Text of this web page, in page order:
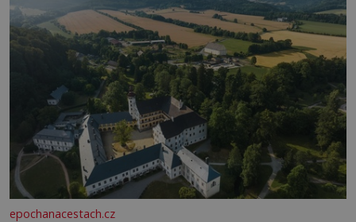
epochanacestach.cz